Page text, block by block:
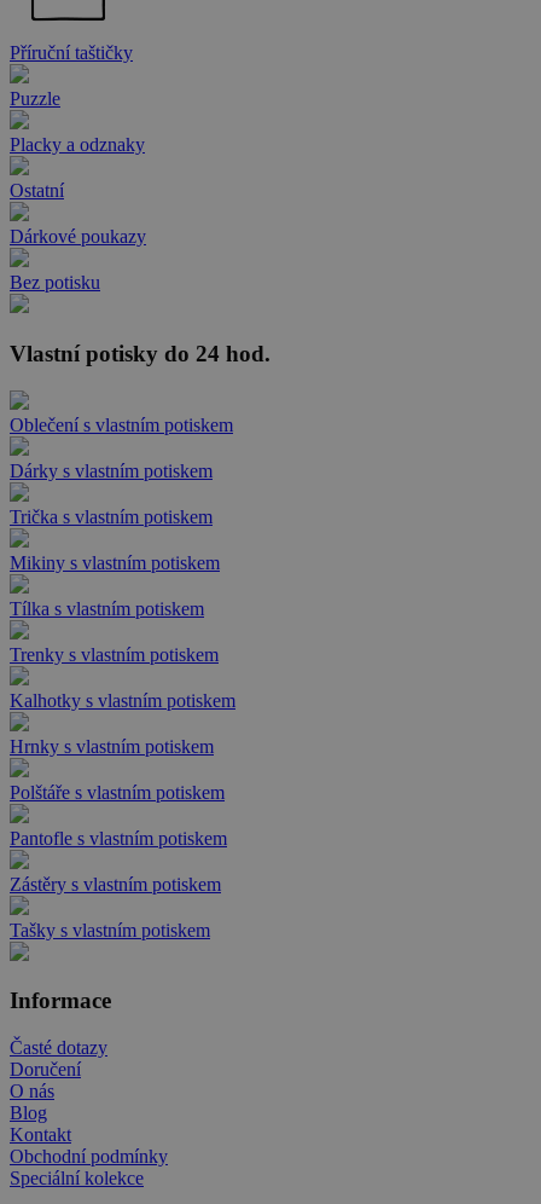
Příruční taštičky
Puzzle
Placky a odznaky
Ostatní
Dárkové poukazy
Bez potisku
Vlastní potisky do 24 hod.
Oblečení s vlastním potiskem
Dárky s vlastním potiskem
Trička s vlastním potiskem
Mikiny s vlastním potiskem
Tílka s vlastním potiskem
Trenky s vlastním potiskem
Kalhotky s vlastním potiskem
Hrnky s vlastním potiskem
Polštáře s vlastním potiskem
Pantofle s vlastním potiskem
Zástěry s vlastním potiskem
Tašky s vlastním potiskem
Informace
Časté dotazy
Doručení
O nás
Blog
Kontakt
Obchodní podmínky
Speciální kolekce